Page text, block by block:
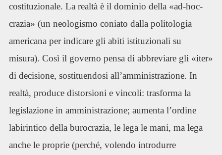
costituzionale. La realtà è il dominio della «ad-hoc-
crazia» (un neologismo coniato dalla politologia
americana per indicare gli abiti istituzionali su
misura). Così il governo pensa di abbreviare gli «iter»
di decisione, sostituendosi all’amministrazione. In
realtà, produce distorsioni e vincoli: trasforma la
legislazione in amministrazione; aumenta l’ordine
labirintico della burocrazia, le lega le mani, ma lega
anche le proprie (perché, volendo introdurre